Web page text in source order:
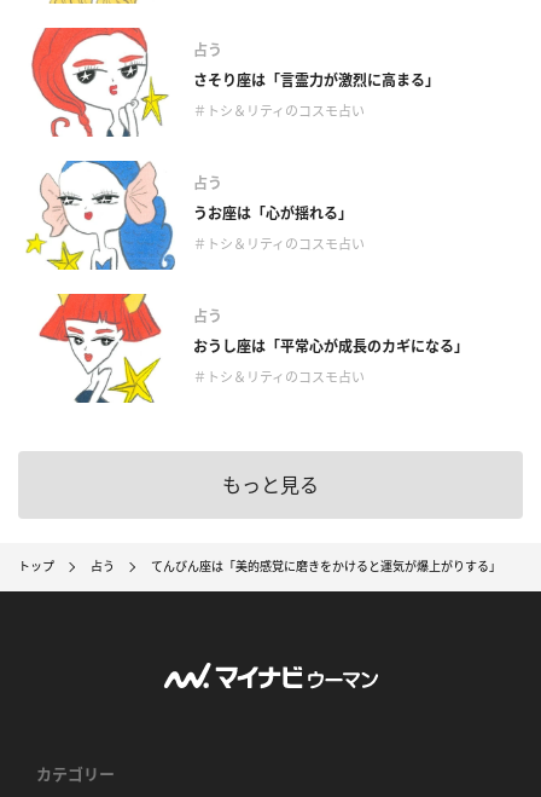
占う
さそり座は「言霊力が激烈に高まる」
＃トシ＆リティのコスモ占い
占う
うお座は「心が揺れる」
＃トシ＆リティのコスモ占い
占う
おうし座は「平常心が成長のカギになる」
＃トシ＆リティのコスモ占い
もっと見る
トップ 占う てんびん座は「美的感覚に磨きをかけると運気が爆上がりする」
カテゴリー